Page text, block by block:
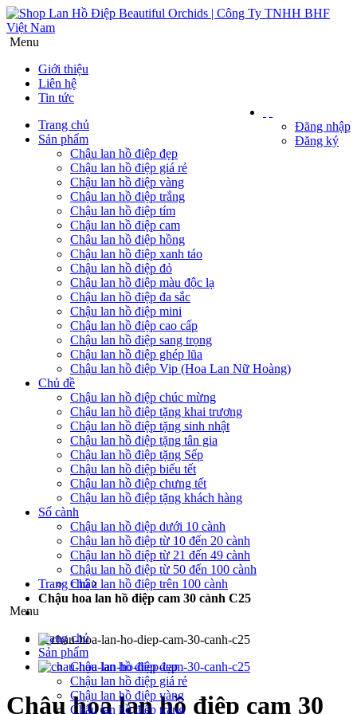
Menu
Giới thiệu
Liên hệ
Tin tức
Đăng nhập
Đăng ký
Trang chủ
Sản phẩm
Chậu lan hồ điệp đẹp
Chậu lan hồ điệp giá rẻ
Chậu lan hồ điệp vàng
Chậu lan hồ điệp trắng
Chậu lan hồ điệp tím
Chậu lan hồ điệp cam
Chậu lan hồ điệp hồng
Chậu lan hồ điệp xanh táo
Chậu lan hồ điệp đỏ
Chậu lan hồ điệp màu độc lạ
Chậu lan hồ điệp đa sắc
Chậu lan hồ điệp mini
Chậu lan hồ điệp cao cấp
Chậu lan hồ điệp sang trọng
Chậu lan hồ điệp ghép lũa
Chậu lan hồ điệp Vip (Hoa Lan Nữ Hoàng)
Chủ đề
Chậu lan hồ điệp chúc mừng
Chậu lan hồ điệp tặng khai trương
Chậu lan hồ điệp tặng sinh nhật
Chậu lan hồ điệp tặng tân gia
Chậu lan hồ điệp tặng Sếp
Chậu lan hồ điệp biếu tết
Chậu lan hồ điệp chưng tết
Chậu lan hồ điệp tặng khách hàng
Số cành
Chậu lan hồ điệp dưới 10 cành
Chậu lan hồ điệp từ 10 đến 20 cành
Chậu lan hồ điệp từ 21 đến 49 cành
Chậu lan hồ điệp từ 50 đến 100 cành
Chậu lan hồ điệp trên 100 cành
Menu
Trang chủ
Sản phẩm
Chậu lan hồ điệp đẹp
Chậu lan hồ điệp giá rẻ
Chậu lan hồ điệp vàng
Chậu lan hồ điệp trắng
Trang chủ
Chậu hoa lan hồ điệp cam 30 cành C25
Chậu hoa lan hồ điệp cam 30